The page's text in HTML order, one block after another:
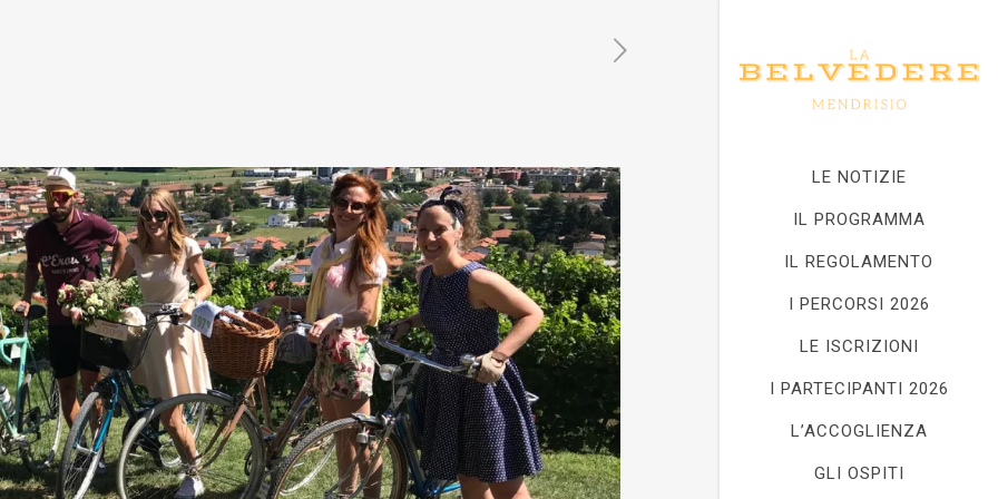
LE NOTIZIE
IL PROGRAMMA
IL REGOLAMENTO
I PERCORSI 2026
LE ISCRIZIONI
I PARTECIPANTI 2026
L’ACCOGLIENZA
GLI OSPITI